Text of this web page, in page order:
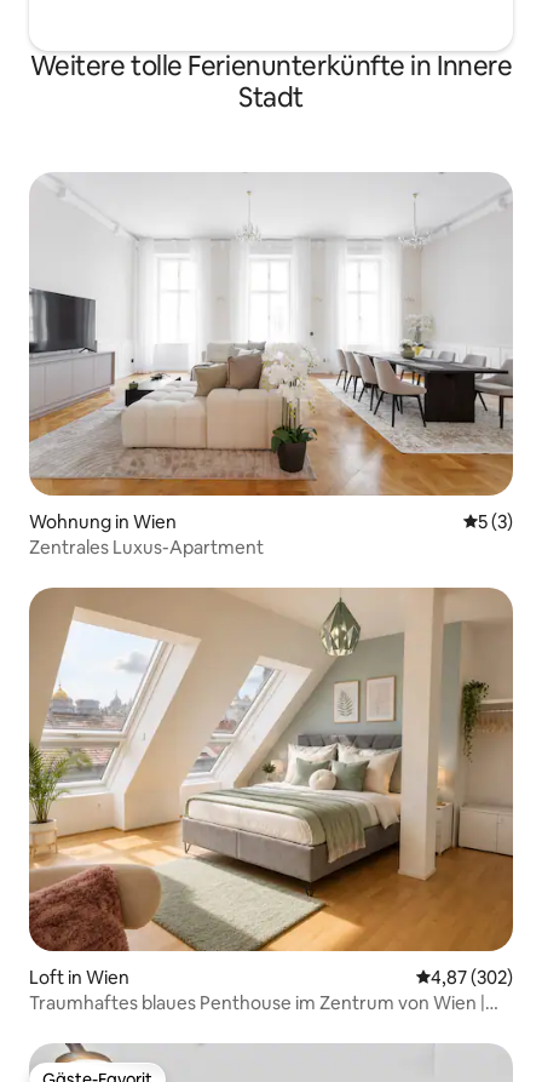
Weitere tolle Ferienunterkünfte in Innere
Stadt
Wohnung in Wien
5 (3)
Zentrales Luxus-Apartment
Loft in Wien
4,87 (302)
Traumhaftes blaues Penthouse im Zentrum von Wien |